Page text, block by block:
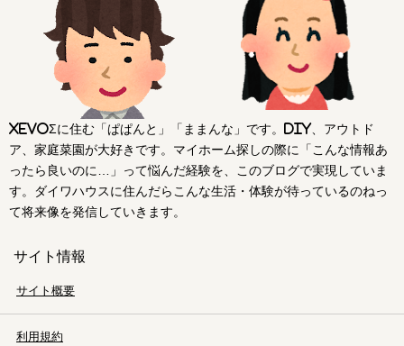
xevoΣに住む「ぱぱんと」「ままんな」です。DIY、アウトド
ア、家庭菜園が大好きです。マイホーム探しの際に「こんな情報あ
ったら良いのに…」って悩んだ経験を、このブログで実現していま
す。ダイワハウスに住んだらこんな生活・体験が待っているのねっ
て将来像を発信していきます。
サイト情報
サイト概要
利用規約